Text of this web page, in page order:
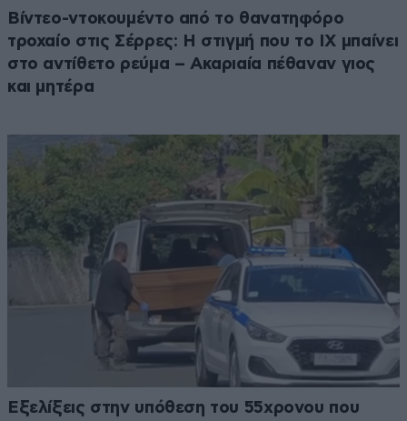
Βίντεο-ντοκουμέντο από το θανατηφόρο
τροχαίο στις Σέρρες: Η στιγμή που το ΙΧ μπαίνει
στο αντίθετο ρεύμα – Ακαριαία πέθαναν γιος
και μητέρα
Εξελίξεις στην υπόθεση του 55χρονου που